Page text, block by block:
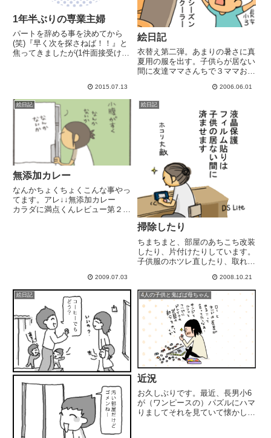
1年半ぶりの専業主婦
パートを辞める事を決めてから
(笑)『早く次を探さねば！！』と
焦ってきましたが(1件面接受けて
いる事に。〈いろいろ〉・長女高
3、次女次男中3の3人が受験
生。・パートに出はじめたと同
時...
2015.07.13
絵日記
衣替え第二弾。あまりの暑さに真
夏用の服を出す。子供らが居ない
間に友達ママさんちで３ママお喋
で、普段ならなかなか出ない「幼
稚園で見かける変わった奥さん」
の話題で持ちきり。こっちが「変
わった奥さん」と思うって事は、
2006.06.01
絵日記
無添加カレー
なんかちょくちょくこんな事やっ
てます。アレ↓↓無添加カレー
カラダに満点くんレビュー第２
2009.07.03
絵日記
掃除したり
ちまちまと、部屋のあちこち改装
したり、片付けたりしています。
子供服のホツレ直したり、取れか
した。延長コンセントがそろそろ
寿命なので取り替えたりパソコン
裏の配線いじってたら、パソコン
から音が聞こえなくなりまし
た ...
2008.10.21
絵日記 4人の子供と鬼ばば母ちゃん
近況
お久しぶりです。最近、長男小6
が（ワンピースの）パズルにハマ
りましてそれを見ていて懐かしく